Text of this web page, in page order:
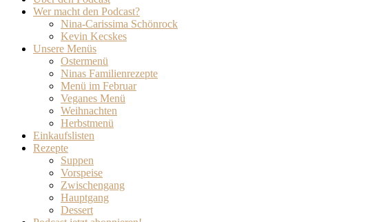
Wer macht den Podcast?
Nina-Carissima Schönrock
Kevin Kecskes
Unsere Menüs
Ostermenü
Ninas Familienrezepte
Menü im Februar
Veganes Menü
Weihnachten
Herbstmenü
Einkaufslisten
Rezepte
Suppen
Vorspeise
Zwischengang
Hauptgang
Dessert